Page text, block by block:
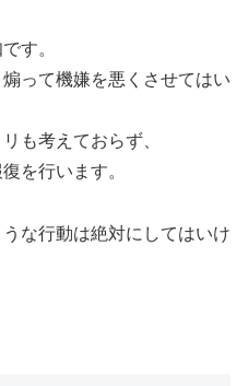
す。
って機嫌を悪くさせてはい
も考えておらず、
を行います。
な行動は絶対にしてはいけ